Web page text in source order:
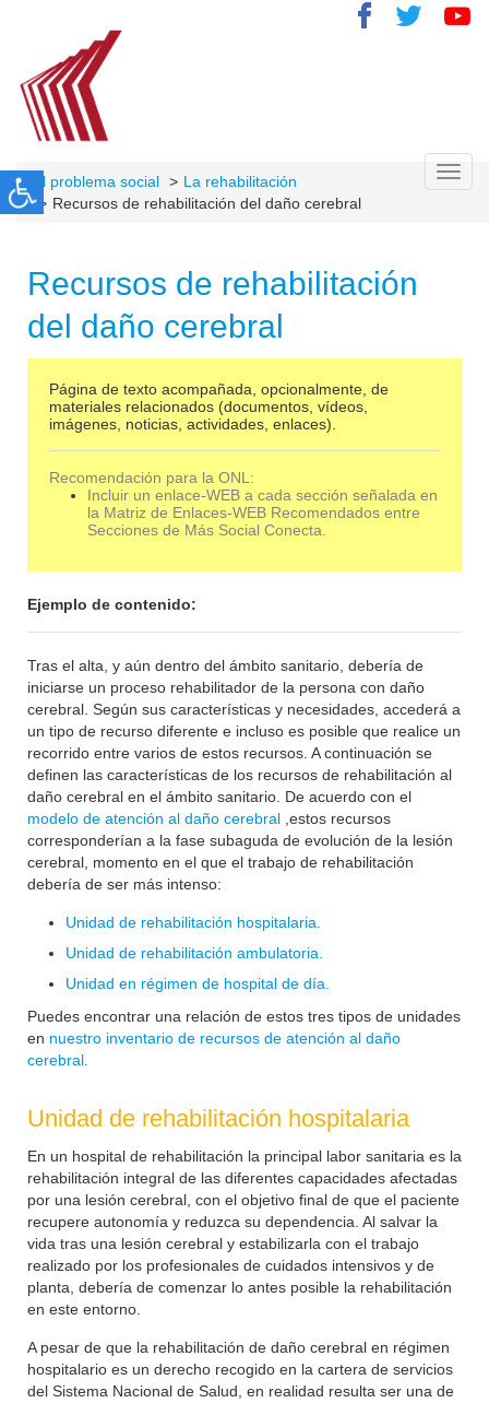
El problema social
La rehabilitación
Recursos de rehabilitación del daño cerebral
Recursos de rehabilitación
del daño cerebral
Página de texto acompañada, opcionalmente, de
materiales relacionados (documentos, vídeos,
imágenes, noticias, actividades, enlaces).
Recomendación para la ONL:
Incluir un enlace-WEB a cada sección señalada en
la Matriz de Enlaces-WEB Recomendados entre
Secciones de Más Social Conecta.
Ejemplo de contenido:
Tras el alta, y aún dentro del ámbito sanitario, debería de
iniciarse un proceso rehabilitador de la persona con daño
cerebral. Según sus características y necesidades, accederá a
un tipo de recurso diferente e incluso es posible que realice un
recorrido entre varios de estos recursos. A continuación se
definen las características de los recursos de rehabilitación al
daño cerebral en el ámbito sanitario. De acuerdo con el
modelo de atención al daño cerebral ,estos recursos
corresponderían a la fase subaguda de evolución de la lesión
cerebral, momento en el que el trabajo de rehabilitación
debería de ser más intenso:
Unidad de rehabilitación hospitalaria.
Unidad de rehabilitación ambulatoria.
Unidad en régimen de hospital de día.
Puedes encontrar una relación de estos tres tipos de unidades
en nuestro inventario de recursos de atención al daño
cerebral.
Unidad de rehabilitación hospitalaria
En un hospital de rehabilitación la principal labor sanitaria es la
rehabilitación integral de las diferentes capacidades afectadas
por una lesión cerebral, con el objetivo final de que el paciente
recupere autonomía y reduzca su dependencia. Al salvar la
vida tras una lesión cerebral y estabilizarla con el trabajo
realizado por los profesionales de cuidados intensivos y de
planta, debería de comenzar lo antes posible la rehabilitación
en este entorno.
A pesar de que la rehabilitación de daño cerebral en régimen
hospitalario es un derecho recogido en la cartera de servicios
del Sistema Nacional de Salud, en realidad resulta ser una de